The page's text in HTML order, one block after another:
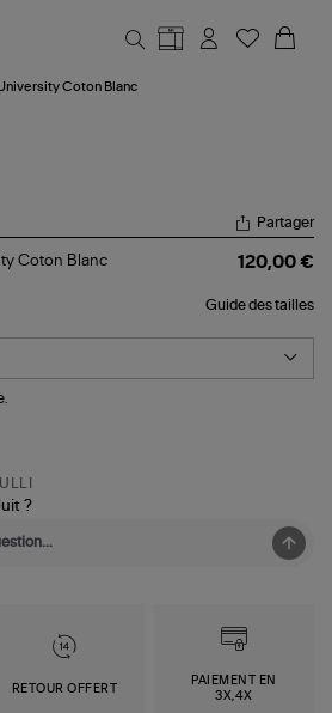
Coton Blanc
Partager
Coton Blanc 120,00 €
Guide des tailles
?
RETOUR OFFERT
PAIEMENT EN
3X,4X